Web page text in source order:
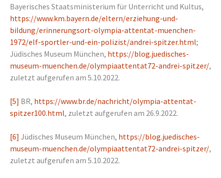
Bayerisches Staatsministerium für Unterricht und Kultus,
https://www.km.bayern.de/eltern/erziehung-und-
bildung/erinnerungsort-olympia-attentat-muenchen-
1972/elf-sportler-und-ein-polizist/andrei-spitzer.html;
Jüdisches Museum München, https://blog.juedisches-
museum-muenchen.de/olympiaattentat72-andrei-spitzer/,
zuletzt aufgerufen am 5.10.2022.
[5] BR, https://www.br.de/nachricht/olympia-attentat-
spitzer100.html, zuletzt aufgerufen am 26.9.2022.
[6] Jüdisches Museum München, https://blog.juedisches-
museum-muenchen.de/olympiaattentat72-andrei-spitzer/,
zuletzt aufgerufen am 5.10.2022.